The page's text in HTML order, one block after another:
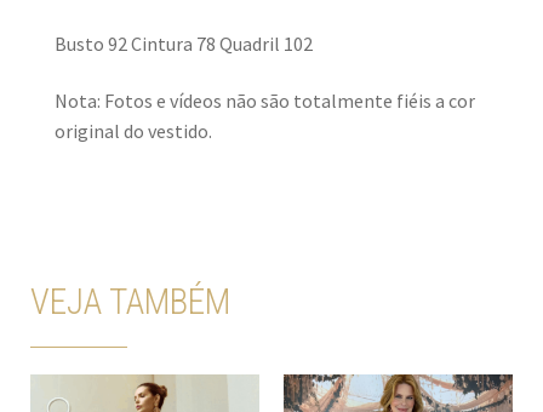
Busto 92 Cintura 78 Quadril 102
Nota: Fotos e vídeos não são totalmente fiéis a cor
original do vestido.
VEJA TAMBÉM